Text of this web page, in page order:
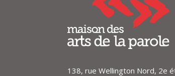
138, rue Wellington Nord, 2e